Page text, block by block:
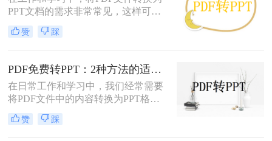
PPT文档的需求非常常见，这样可以
方便地进行演示和分享。那么pdf如何
转化为ppt呢？本文将介绍四种常见的
求选择最合适的方式。
赞 踩
PDF免费转PPT：2种方法的适用场景和操作差异！
在日常工作和学习中，我们经常需要
将PDF文件中的内容转换为PPT格
式，以便于演示和分享。那么PDF如
何转化为PPT免费呢？以下是两种免
赞 踩